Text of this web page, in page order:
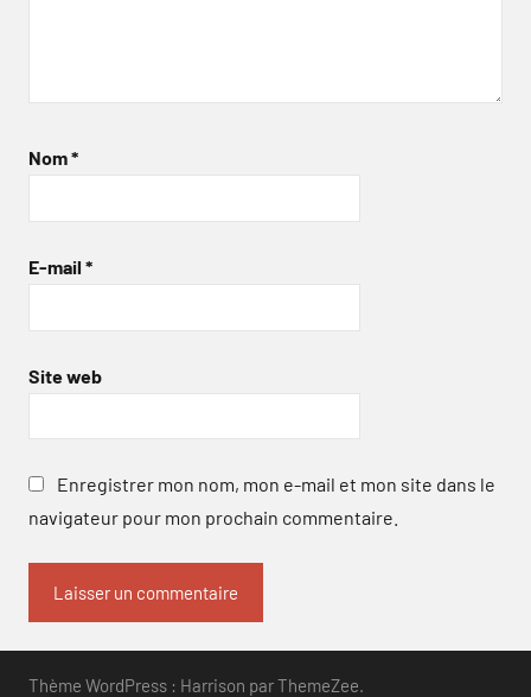
Nom*
E-mail *
Site web
Enregistrer mon nom, mon e-mail et mon site dans le
navigateur pour mon prochain commentaire.
Thème WordPress : Harrison par ThemeZee.